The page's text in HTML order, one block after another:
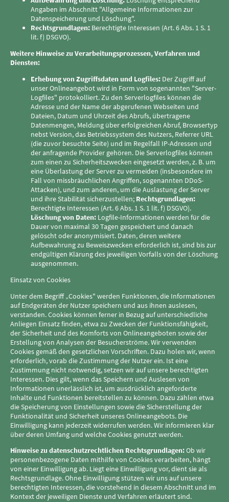
Angaben im Abschnitt "Allgemeine Informationen zur
Datenspeicherung und Löschung".
Rechtsgrundlagen: Berechtigte Interessen (Art. 6 Abs. 1 S. 1
lit. f) DSGVO).
Weitere Hinweise zu Verarbeitungsprozessen, Verfahren und
Diensten:
Erhebung von Zugriffsdaten und Logfiles: Der Zugriff auf
unser Onlineangebot wird in Form von sogenannten "Server-
Logfiles" protokolliert. Zu den Serverlogfiles können die
Adresse und der Name der abgerufenen Webseiten und
Dateien, Datum und Uhrzeit des Abrufs, übertragene
Datenmengen, Meldung über erfolgreichen Abruf, Browsertyp
nebst Version, das Betriebssystem des Nutzers, Referrer URL
(die zuvor besuchte Seite) und im Regelfall IP-Adressen und
der anfragende Provider gehören. Die Serverlogfiles können
zum einen zu Sicherheitszwecken eingesetzt werden, z. B. um
eine Überlastung der Server zu vermeiden (insbesondere im
Fall von missbräuchlichen Angriffen, sogenannten DDoS-
Attacken), und zum anderen, um die Auslastung der Server
und ihre Stabilität sicherzustellen; Rechtsgrundlagen:
Berechtigte Interessen (Art. 6 Abs. 1 S. 1 lit. f) DSGVO).
Löschung von Daten: Logfile-Informationen werden für die
Dauer von maximal 30 Tagen gespeichert und danach
gelöscht oder anonymisiert. Daten, deren weitere
Aufbewahrung zu Beweiszwecken erforderlich ist, sind bis zur
endgültigen Klärung des jeweiligen Vorfalls von der Löschung
ausgenommen.
Einsatz von Cookies
Unter dem Begriff „Cookies" werden Funktionen, die Informationen
auf Endgeräten der Nutzer speichern und aus ihnen auslesen,
verstanden. Cookies können ferner in Bezug auf unterschiedliche
Anliegen Einsatz finden, etwa zu Zwecken der Funktionsfähigkeit,
der Sicherheit und des Komforts von Onlineangeboten sowie der
Erstellung von Analysen der Besucherströme. Wir verwenden
Cookies gemäß den gesetzlichen Vorschriften. Dazu holen wir, wenn
erforderlich, vorab die Zustimmung der Nutzer ein. Ist eine
Zustimmung nicht notwendig, setzen wir auf unsere berechtigten
Interessen. Dies gilt, wenn das Speichern und Auslesen von
Informationen unerlässlich ist, um ausdrücklich angeforderte
Inhalte und Funktionen bereitstellen zu können. Dazu zählen etwa
die Speicherung von Einstellungen sowie die Sicherstellung der
Funktionalität und Sicherheit unseres Onlineangebots. Die
Einwilligung kann jederzeit widerrufen werden. Wir informieren klar
über deren Umfang und welche Cookies genutzt werden.
Hinweise zu datenschutzrechtlichen Rechtsgrundlagen:Ob wir
personenbezogene Daten mithilfe von Cookies verarbeiten, hängt
von einer Einwilligung ab. Liegt eine Einwilligung vor, dient sie als
Rechtsgrundlage. Ohne Einwilligung stützen wir uns auf unsere
berechtigten Interessen, die vorstehend in diesem Abschnitt und im
Kontext der jeweiligen Dienste und Verfahren erläutert sind.